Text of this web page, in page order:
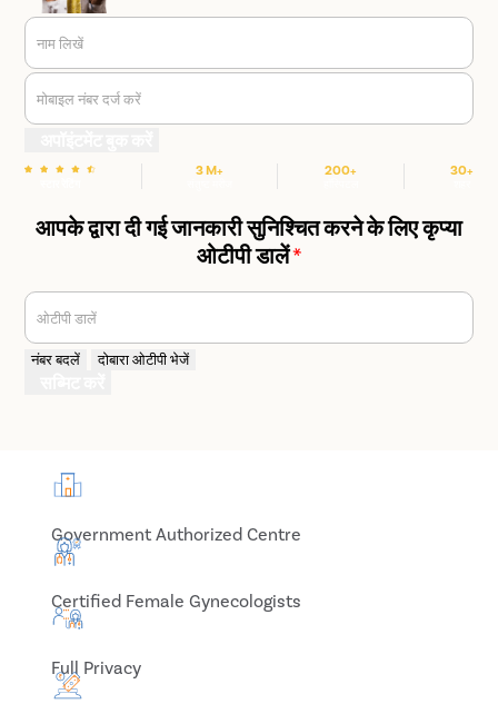
नाम लिखें
मोबाइल नंबर दर्ज करें
3 M+ 200+ 30+
आपके द्वारा दी गई जानकारी सुनिश्चित करने के लिए कृप्या
ओटीपी डालें*
ओटीपी डालें
नंबर बदलें दोबारा ओटीपी भेजें
Government Authorized Centre
Certified Female Gynecologists
Full Privacy